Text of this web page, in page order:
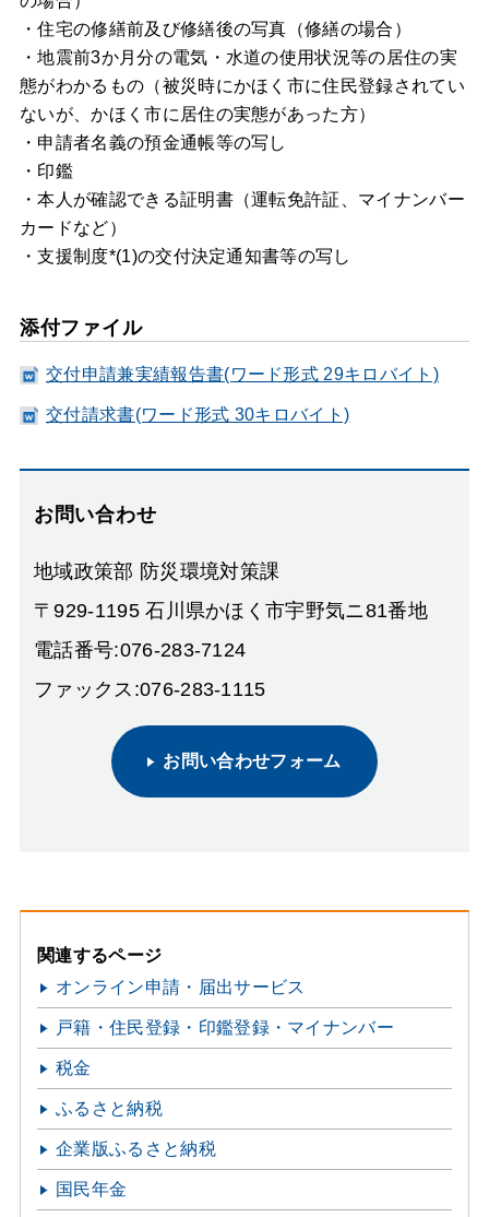
・住宅の修繕前及び修繕後の写真（修繕の場合）
・地震前3か月分の電気・水道の使用状況等の居住の実
態がわかるもの（被災時にかほく市に住民登録されてい
ないが、かほく市に居住の実態があった方）
・申請者名義の預金通帳等の写し
・印鑑
・本人が確認できる証明書（運転免許証、マイナンバー
カードなど）
・支援制度*(1)の交付決定通知書等の写し
添付ファイル
交付申請兼実績報告書(ワード形式 29キロバイト)
交付請求書(ワード形式 30キロバイト)
お問い合わせ
地域政策部 防災環境対策課
〒929-1195 石川県かほく市宇野気ニ81番地
電話番号:076-283-7124
ファックス:076-283-1115
お問い合わせフォーム
関連するページ
オンライン申請・届出サービス
戸籍・住民登録・印鑑登録・マイナンバー
税金
ふるさと納税
企業版ふるさと納税
国民年金